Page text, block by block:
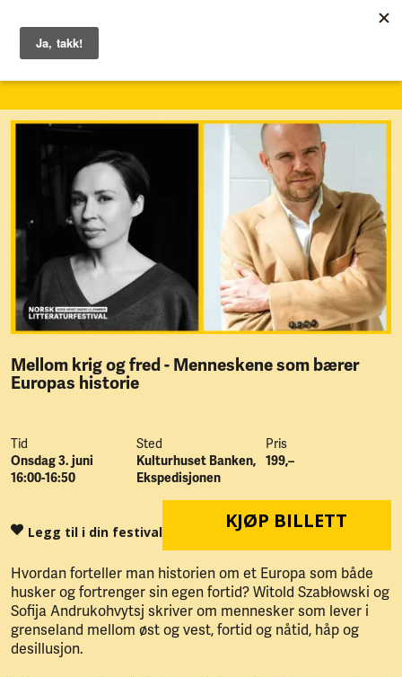
Mellom krig og fred - Menneskene som bærer
Europas historie
Tid
Onsdag 3. juni
16:00-16:50
Sted
Kulturhuset Banken,
Ekspedisjonen
Pris
199,–
Legg til i din festival KJØP BILLETT
Hvordan forteller man historien om et Europa som både
husker og fortrenger sin egen fortid? Witold Szabłowski og
Sofija Andrukohvytsj skriver om mennesker som lever i
grenseland mellom øst og vest, fortid og nåtid, håp og
desillusjon.